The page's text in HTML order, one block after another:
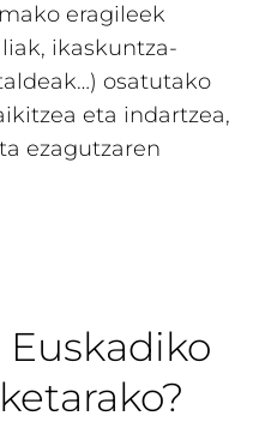
eragileek
ikaskuntza-
osatutako
eta indartzea,
ezagutzaren